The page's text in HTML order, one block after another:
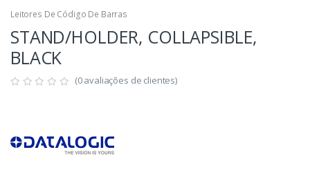
Leitores De Código De Barras
STAND/HOLDER, COLLAPSIBLE,
BLACK
(0 avaliações de clientes)